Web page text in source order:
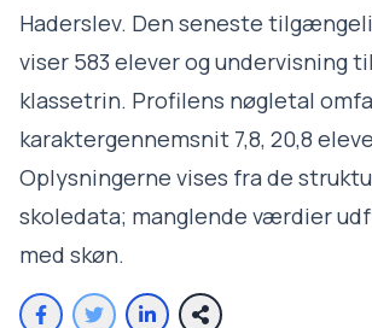
Haderslev. Den seneste
viser 583 elever og undervisning
klassetrin. Profilens nøgletal
karaktergennemsnit 7,8, 20,8
Oplysningerne vises fra de
skoledata; manglende værdier
med skøn.